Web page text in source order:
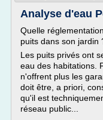
Analyse d'eau
Quelle
puits dans son jardin
Les puits privés ont
eau des habitations.
n'offrent plus les
doit être, a priori,
qu'il est
réseau public...